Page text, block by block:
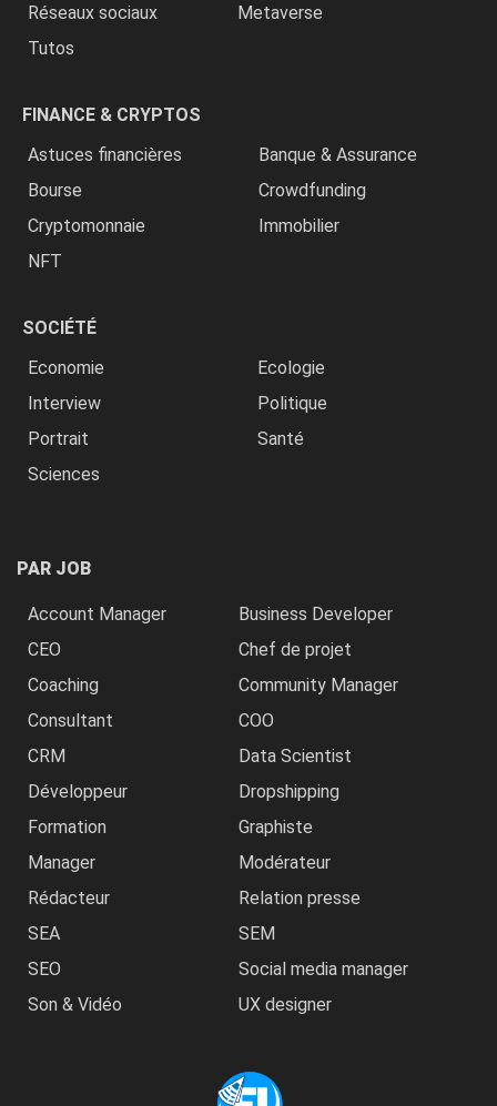
Réseaux sociaux
Metaverse
Tutos
FINANCE & CRYPTOS
Astuces financières
Banque & Assurance
Bourse
Crowdfunding
Cryptomonnaie
Immobilier
NFT
SOCIÉTÉ
Economie
Ecologie
Interview
Politique
Portrait
Santé
Sciences
PAR JOB
Account Manager
Business Developer
CEO
Chef de projet
Coaching
Community Manager
Consultant
COO
CRM
Data Scientist
Développeur
Dropshipping
Formation
Graphiste
Manager
Modérateur
Rédacteur
Relation presse
SEA
SEM
SEO
Social media manager
Son & Vidéo
UX designer